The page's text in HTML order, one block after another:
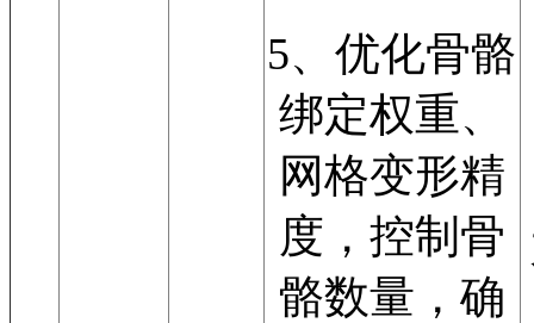
5、优化骨骼
绑定权重、
网格变形精
度，控制骨
骼数量，确